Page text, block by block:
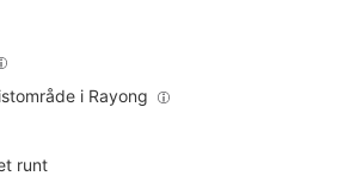
i Rayong
runt